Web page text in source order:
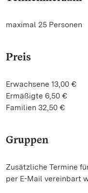
maximal 25 Personen
Preis
Erwachsene 13,00 €
Ermäßigte 6,50 €
Familien 32,50 €
Gruppen
Zusätzliche Termine
per E-Mail vereinbart